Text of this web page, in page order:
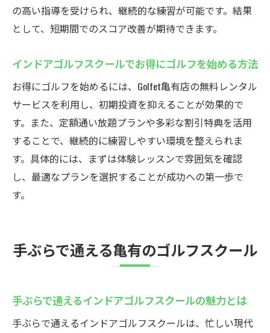
の高い指導を受けられ、継続的な練習が可能です。結果
として、短期間でのスコア改善が期待できます。
インドアゴルフスクールでお得にゴルフを始める方法
お得にゴルフを始めるには、Golfet亀有店の無料レンタル
サービスを利用し、初期投資を抑えることが効果的で
す。また、定額通い放題プランや多彩な割引特典を活用
することで、継続的に練習しやすい環境を整えられま
す。具体的には、まずは体験レッスンで雰囲気を確認
し、最適なプランを選択することが成功への第一歩で
す。
手ぶらで通える亀有のゴルフスクール
手ぶらで通えるインドアゴルフスクールの魅力とは
手ぶらで通えるインドアゴルフスクールは、忙しい現代